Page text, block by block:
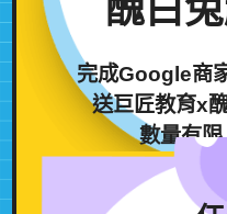
醜白
完成Google商
送巨匠教育x
數量有